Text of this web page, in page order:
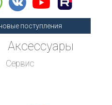
поступления
Аксессуары
Сервис